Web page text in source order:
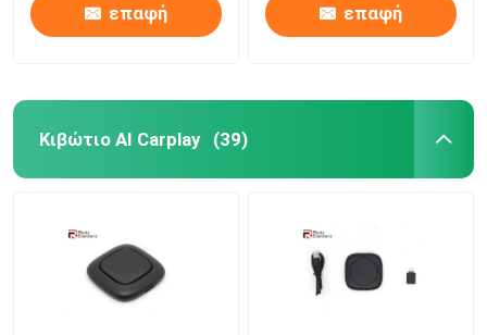
επαφή επαφή
Κιβώτιο AI Carplay (39)